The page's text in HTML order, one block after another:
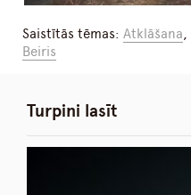
Saistītās tēmas:Atklāšana,
Beiris
Turpini lasīt